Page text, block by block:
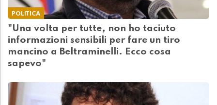
POLITICA
"Una volta per tutte, non ho taciuto
informazioni sensibili per fare un tiro
mancino a Beltraminelli. Ecco cosa
sapevo"